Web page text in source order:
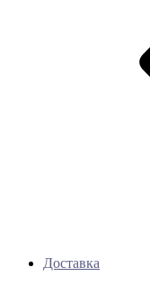
Доставка